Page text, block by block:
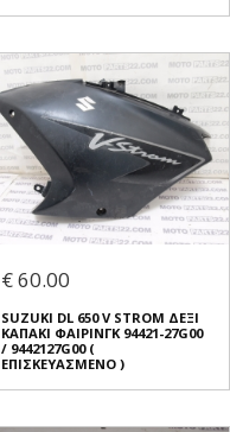
€ 60.00
SUZUKI DL 650 V STROM ΔΕΞΙ
ΚΑΠΑΚΙ ΦΑΙΡΙΝΓΚ 94421-27G00
/ 9442127G00 (
ΕΠΙΣΚΕΥΑΣΜΕΝΟ )